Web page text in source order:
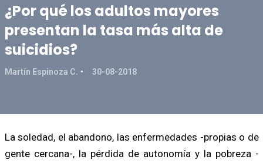
¿Por qué los adultos mayores
presentan la tasa más alta de
suicidios?
Martín Espinoza C. 30-08-2018
La soledad, el abandono, las enfermedades -propias o de
gente cercana-, la pérdida de autonomía y la pobreza -